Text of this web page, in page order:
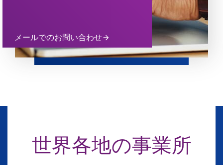
メールでのお問い合わせarrow_forward
世界各地の事業所